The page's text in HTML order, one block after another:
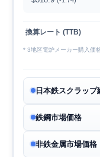
換算レート (TTB)
* 3地区電炉メーカー購入価
日本鉄スクラップ
鉄鋼市場価格
非鉄金属市場価格